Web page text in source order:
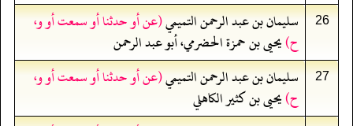
26 سليمان بن عبد الرحمن التميمي(عن أو حدثنا أو سمعت أو و،
ح)يحيى بن حمزة الحضرمي، أبو عبد الرحمن
27 سليمان بن عبد الرحمن التميمي(عن أو حدثنا أو سمعت أو و،
ح)يحيى بن كثير الكاهلي